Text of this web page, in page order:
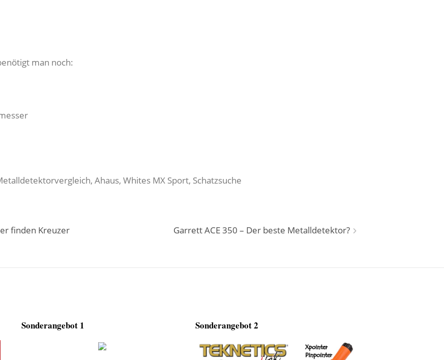
man noch:
Ahaus, Whites MX Sport, Schatzsuche
finden Kreuzer Garrett ACE 350 – Der beste Metalldetektor?
Sonderangebot 1 Sonderangebot 2